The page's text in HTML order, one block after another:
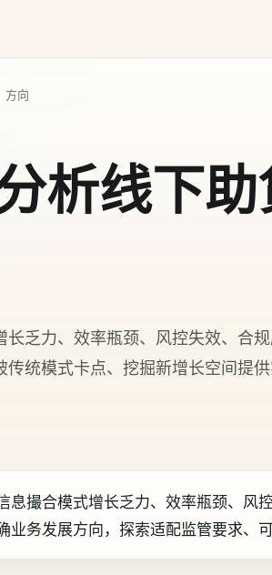
方向
析线下助
乏力、效率瓶颈、风控失效、合
统模式卡点、挖掘新增长空间提供
息撮合模式增长乏力、效率瓶颈、
务发展方向，探索适配监管要求、